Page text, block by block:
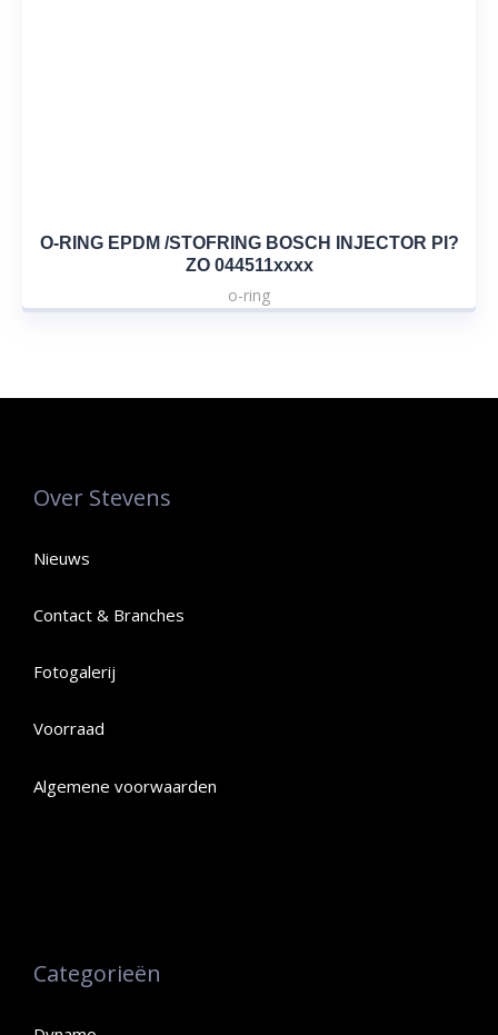
O-RING EPDM /STOFRING BOSCH INJECTOR PI?
ZO 044511xxxx
o-ring
Over Stevens
Nieuws
Contact & Branches
Fotogalerij
Voorraad
Algemene voorwaarden
Categorieën